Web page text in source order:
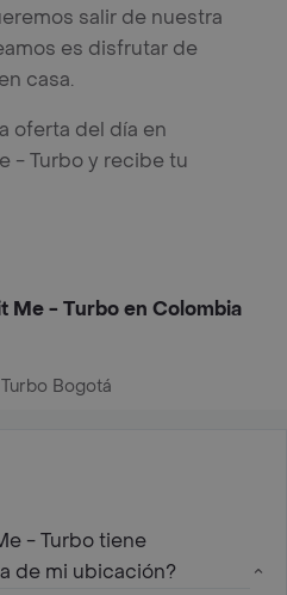
salir de nuestra
es disfrutar de
casa.
oferta del día en
- Turbo y recibe tu
Me - Turbo en Colombia
Bogotá
- Turbo tiene
de mi ubicación?